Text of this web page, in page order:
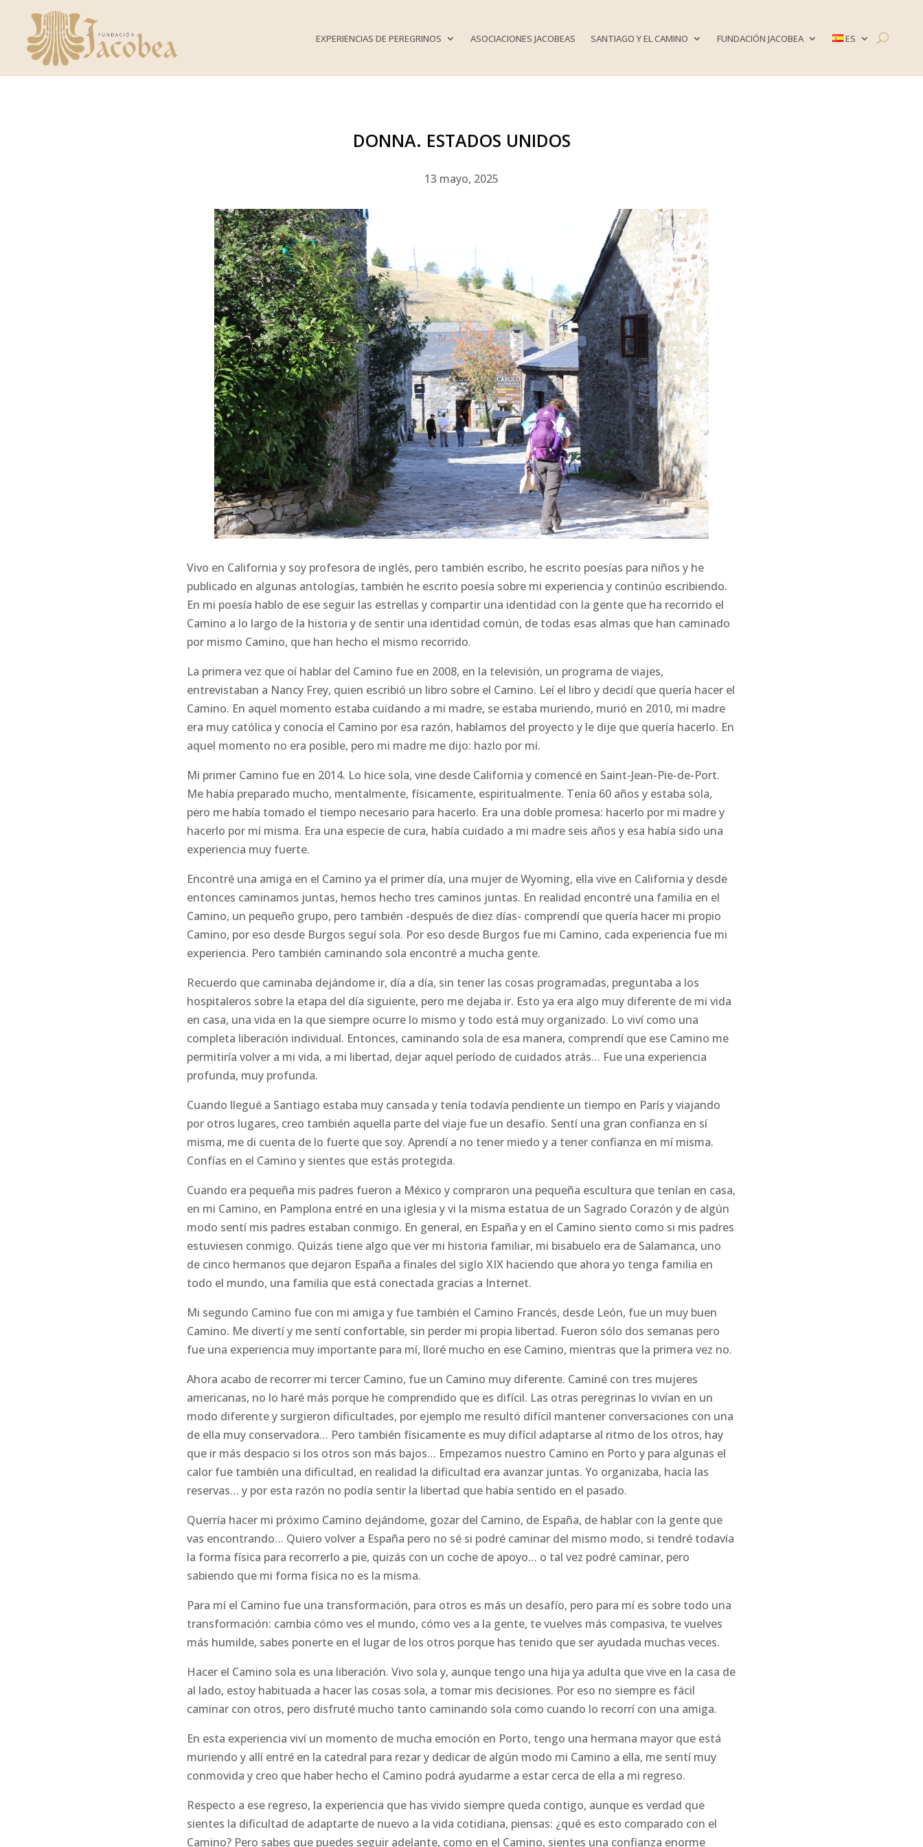
EXPERIENCIAS DE PEREGRINOS ASOCIACIONES JACOBEAS SANTIAGO Y EL CAMINO FUNDACIÓN JACOBEA ES
DONNA. ESTADOS UNIDOS
13 mayo, 2025
Vivo en California y soy profesora de inglés, pero también escribo, he escrito poesías para niños y he
publicado en algunas antologías, también he escrito poesía sobre mi experiencia y continúo escribiendo.
En mi poesía hablo de ese seguir las estrellas y compartir una identidad con la gente que ha recorrido el
Camino a lo largo de la historia y de sentir una identidad común, de todas esas almas que han caminado
por mismo Camino, que han hecho el mismo recorrido.
La primera vez que oí hablar del Camino fue en 2008, en la televisión, un programa de viajes,
entrevistaban a Nancy Frey, quien escribió un libro sobre el Camino. Leí el libro y decidí que quería hacer el
Camino. En aquel momento estaba cuidando a mi madre, se estaba muriendo, murió en 2010, mi madre
era muy católica y conocía el Camino por esa razón, hablamos del proyecto y le dije que quería hacerlo. En
aquel momento no era posible, pero mi madre me dijo: hazlo por mí.
Mi primer Camino fue en 2014. Lo hice sola, vine desde California y comencé en Saint-Jean-Pie-de-Port.
Me había preparado mucho, mentalmente, físicamente, espiritualmente. Tenía 60 años y estaba sola,
pero me había tomado el tiempo necesario para hacerlo. Era una doble promesa: hacerlo por mi madre y
hacerlo por mí misma. Era una especie de cura, había cuidado a mi madre seis años y esa había sido una
experiencia muy fuerte.
Encontré una amiga en el Camino ya el primer día, una mujer de Wyoming, ella vive en California y desde
entonces caminamos juntas, hemos hecho tres caminos juntas. En realidad encontré una familia en el
Camino, un pequeño grupo, pero también -después de diez días- comprendí que quería hacer mi propio
Camino, por eso desde Burgos seguí sola. Por eso desde Burgos fue mi Camino, cada experiencia fue mi
experiencia. Pero también caminando sola encontré a mucha gente.
Recuerdo que caminaba dejándome ir, día a día, sin tener las cosas programadas, preguntaba a los
hospitaleros sobre la etapa del día siguiente, pero me dejaba ir. Esto ya era algo muy diferente de mi vida
en casa, una vida en la que siempre ocurre lo mismo y todo está muy organizado. Lo viví como una
completa liberación individual. Entonces, caminando sola de esa manera, comprendí que ese Camino me
permitiría volver a mi vida, a mi libertad, dejar aquel período de cuidados atrás… Fue una experiencia
profunda, muy profunda.
Cuando llegué a Santiago estaba muy cansada y tenía todavía pendiente un tiempo en París y viajando
por otros lugares, creo también aquella parte del viaje fue un desafío. Sentí una gran confianza en sí
misma, me di cuenta de lo fuerte que soy. Aprendí a no tener miedo y a tener confianza en mí misma.
Confías en el Camino y sientes que estás protegida.
Cuando era pequeña mis padres fueron a México y compraron una pequeña escultura que tenían en casa,
en mi Camino, en Pamplona entré en una iglesia y vi la misma estatua de un Sagrado Corazón y de algún
modo sentí mis padres estaban conmigo. En general, en España y en el Camino siento como si mis padres
estuviesen conmigo. Quizás tiene algo que ver mi historia familiar, mi bisabuelo era de Salamanca, uno
de cinco hermanos que dejaron España a finales del siglo XIX haciendo que ahora yo tenga familia en
todo el mundo, una familia que está conectada gracias a Internet.
Mi segundo Camino fue con mi amiga y fue también el Camino Francés, desde León, fue un muy buen
Camino. Me divertí y me sentí confortable, sin perder mi propia libertad. Fueron sólo dos semanas pero
fue una experiencia muy importante para mí, lloré mucho en ese Camino, mientras que la primera vez no.
Ahora acabo de recorrer mi tercer Camino, fue un Camino muy diferente. Caminé con tres mujeres
americanas, no lo haré más porque he comprendido que es difícil. Las otras peregrinas lo vivían en un
modo diferente y surgieron dificultades, por ejemplo me resultó difícil mantener conversaciones con una
de ella muy conservadora… Pero también físicamente es muy difícil adaptarse al ritmo de los otros, hay
que ir más despacio si los otros son más bajos… Empezamos nuestro Camino en Porto y para algunas el
calor fue también una dificultad, en realidad la dificultad era avanzar juntas. Yo organizaba, hacía las
reservas… y por esta razón no podía sentir la libertad que había sentido en el pasado.
Querría hacer mi próximo Camino dejándome, gozar del Camino, de España, de hablar con la gente que
vas encontrando… Quiero volver a España pero no sé si podré caminar del mismo modo, si tendré todavía
la forma física para recorrerlo a pie, quizás con un coche de apoyo… o tal vez podré caminar, pero
sabiendo que mi forma física no es la misma.
Para mí el Camino fue una transformación, para otros es más un desafío, pero para mí es sobre todo una
transformación: cambia cómo ves el mundo, cómo ves a la gente, te vuelves más compasiva, te vuelves
más humilde, sabes ponerte en el lugar de los otros porque has tenido que ser ayudada muchas veces.
Hacer el Camino sola es una liberación. Vivo sola y, aunque tengo una hija ya adulta que vive en la casa de
al lado, estoy habituada a hacer las cosas sola, a tomar mis decisiones. Por eso no siempre es fácil
caminar con otros, pero disfruté mucho tanto caminando sola como cuando lo recorrí con una amiga.
En esta experiencia viví un momento de mucha emoción en Porto, tengo una hermana mayor que está
muriendo y allí entré en la catedral para rezar y dedicar de algún modo mi Camino a ella, me sentí muy
conmovida y creo que haber hecho el Camino podrá ayudarme a estar cerca de ella a mi regreso.
Respecto a ese regreso, la experiencia que has vivido siempre queda contigo, aunque es verdad que
sientes la dificultad de adaptarte de nuevo a la vida cotidiana, piensas: ¿qué es esto comparado con el
Camino? Pero sabes que puedes seguir adelante, como en el Camino, sientes una confianza enorme